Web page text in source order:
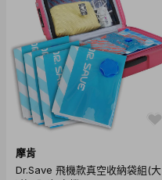
摩肯
Dr.Save 飛機款真空收納袋組(大